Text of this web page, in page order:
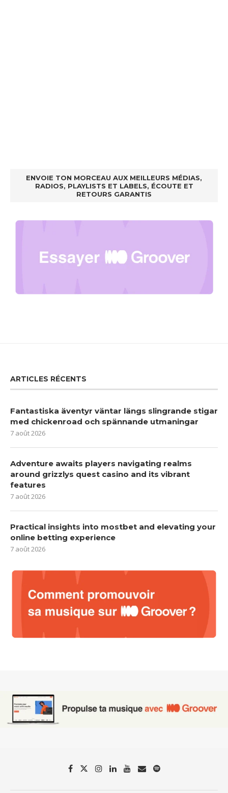
ENVOIE TON MORCEAU AUX MEILLEURS MÉDIAS,
RADIOS, PLAYLISTS ET LABELS, ÉCOUTE ET
RETOURS GARANTIS
ARTICLES RÉCENTS
Fantastiska äventyr väntar längs slingrande stigar
med chickenroad och spännande utmaningar
7 août 2026
Adventure awaits players navigating realms
around grizzlys quest casino and its vibrant
features
7 août 2026
Practical insights into mostbet and elevating your
online betting experience
7 août 2026